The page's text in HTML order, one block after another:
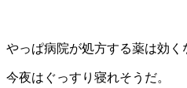
やっぱ病院が処方する薬は効
今夜はぐっすり寝れそうだ。